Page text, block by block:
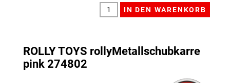
ROLLY TOYS rollyMetallschubkarre
pink 274802